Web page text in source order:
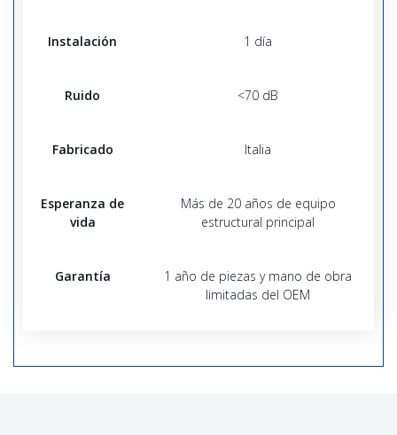
Instalación 1 día
Ruido <70 dB
Fabricado Italia
Esperanza de
vida
Más de 20 años de equipo
estructural principal
Garantía
1 año de piezas y mano de obra
limitadas del OEM